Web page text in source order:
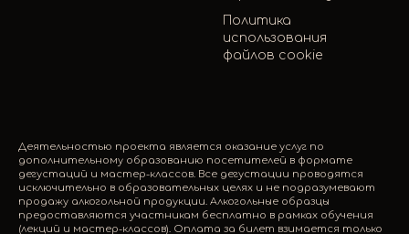
Политика
использования
файлов cookie
Деятельностью проекта является оказание услуг по
дополнительному образованию посетителей в формате
дегустаций и мастер-классов. Все дегустации проводятся
исключительно в образовательных целях и не подразумевают
продажу алкогольной продукции. Алкогольные образцы
предоставляются участникам бесплатно в рамках обучения
(лекций и мастер-классов). Оплата за билет взимается только